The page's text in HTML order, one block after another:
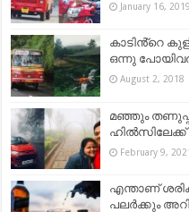
January 16, 2019
കാടിൻ്റെ
ഒന്നു
August 2, 2018
മഞ്ഞും
ഹിൽസിലേക്ക്
February 9,
എന്താണ്
പലർക്കും